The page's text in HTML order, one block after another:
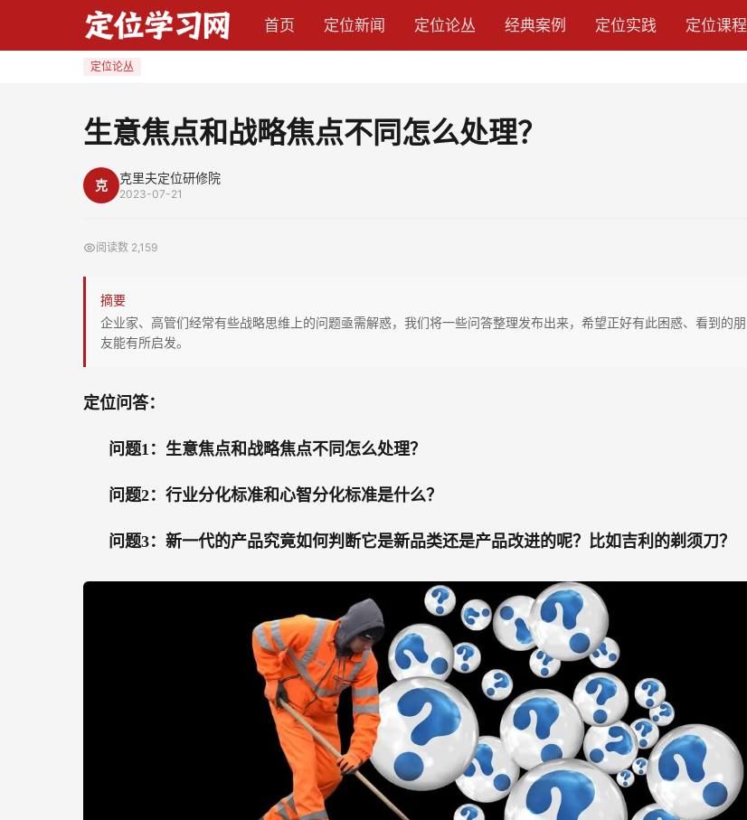
首页 定位新闻 定位论丛 经典案例 定位实践 定位课程
定位论丛
生意焦点和战略焦点不同怎么处理？
克 克里夫定位研修院
2023-07-21
阅读数 2,159
摘要
企业家、高管们经常有些战略思维上的问题亟需解惑，我们将一些问答整理发布出来，希望正好有此困惑、看到的朋
友能有所启发。
定位问答：
问题1：生意焦点和战略焦点不同怎么处理？
问题2：行业分化标准和心智分化标准是什么？
问题3：新一代的产品究竟如何判断它是新品类还是产品改进的呢？比如吉利的剃须刀？